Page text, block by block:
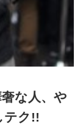
な人、や
テク!!